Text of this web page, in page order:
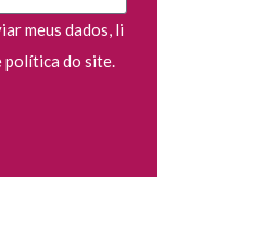
meus dados, li
política do site.